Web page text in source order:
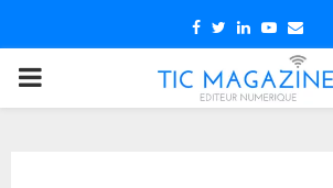
Facebook
TwitterLinkedin
Youtube
Email
PRIMARY